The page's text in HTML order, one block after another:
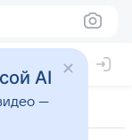
AI
—